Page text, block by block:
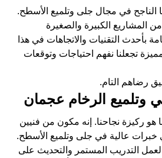
الناجح في مجال جلى وتلميع الأسطح.
من المشاريع الكبيرة والصغيرة
بأحدث التقنيات والاتجاهات في هذا
تجعلنا نفهم احتياجات وتوقعات
رضاهم التام.
وتلميع الرخام عجمان
هو ركيزة نجاحنا. إنه مكون من فنيين
عالية في جلى وتلميع الأسطح.
العمل التدريب المستمر والتحديث على